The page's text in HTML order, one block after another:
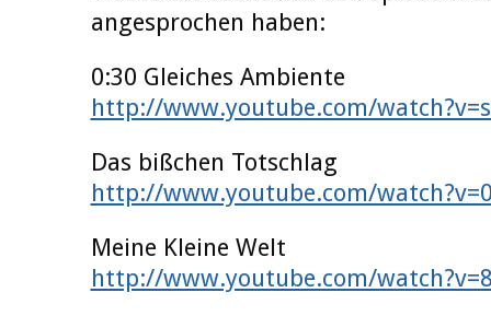
angesprochen haben:
0:30 Gleiches Ambiente
http://www.youtube.com/
Das bißchen Totschlag
http://www.youtube.com/
Meine Kleine Welt
http://www.youtube.com/